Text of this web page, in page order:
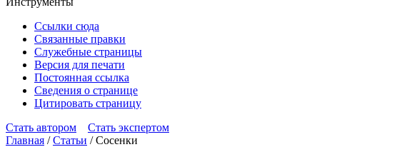
Ссылки сюда
Связанные правки
Служебные страницы
Версия для печати
Постоянная ссылка
Сведения о странице
Цитировать страницу
Стать автором
Стать экспертом
Главная /Статьи /Сосенки